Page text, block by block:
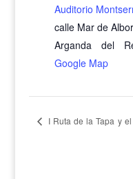
Auditorio
calle Mar de
Arganda del
Google Map
I Ruta de la Tapa y el